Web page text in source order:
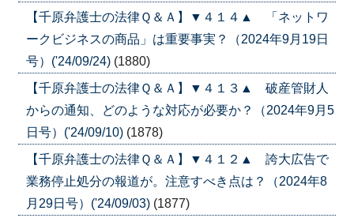
【千原弁護士の法律Ｑ＆Ａ】▼４１４▲ 「ネットワ
ークビジネスの商品」は重要事実？（2024年9月19日
号）('24/09/24) (1880)
【千原弁護士の法律Ｑ＆Ａ】▼４１３▲ 破産管財人
からの通知、どのような対応が必要か？（2024年9月5
日号）('24/09/10) (1878)
【千原弁護士の法律Ｑ＆Ａ】▼４１２▲ 誇大広告で
業務停止処分の報道が。注意すべき点は？（2024年8
月29日号）('24/09/03) (1877)